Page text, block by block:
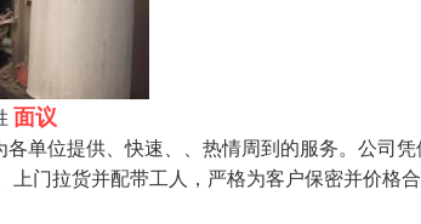
面议
单位提供、快速、、热情周到的服务。公司
上门拉货并配带工人，严格为客户保密并价格